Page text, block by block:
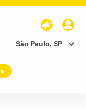
São Paulo, SP